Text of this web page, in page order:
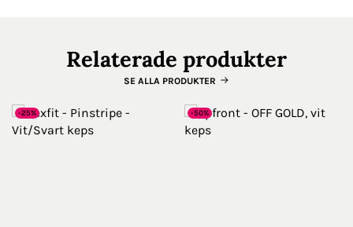
Relaterade produkter
SE ALLA PRODUKTER
-25% -50%